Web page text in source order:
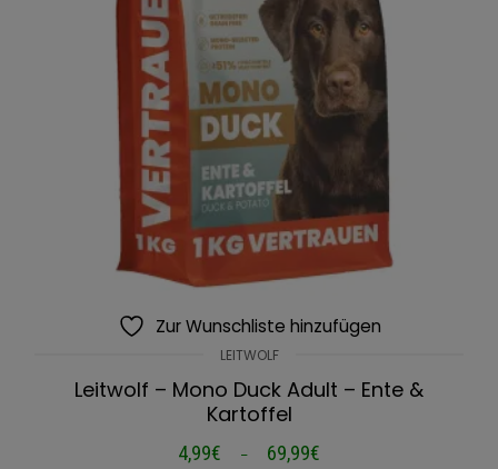
Zur Wunschliste hinzufügen
LEITWOLF
Leitwolf – Mono Duck Adult – Ente &
Kartoffel
4,99€ – 69,99€